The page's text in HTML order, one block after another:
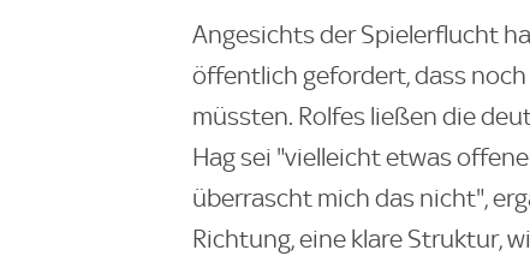
Angesichts der Spielerflucht
öffentlich gefordert, dass
müssten. Rolfes ließen die
Hag sei "vielleicht etwas
überrascht mich das nicht",
Richtung, eine klare Struktur,